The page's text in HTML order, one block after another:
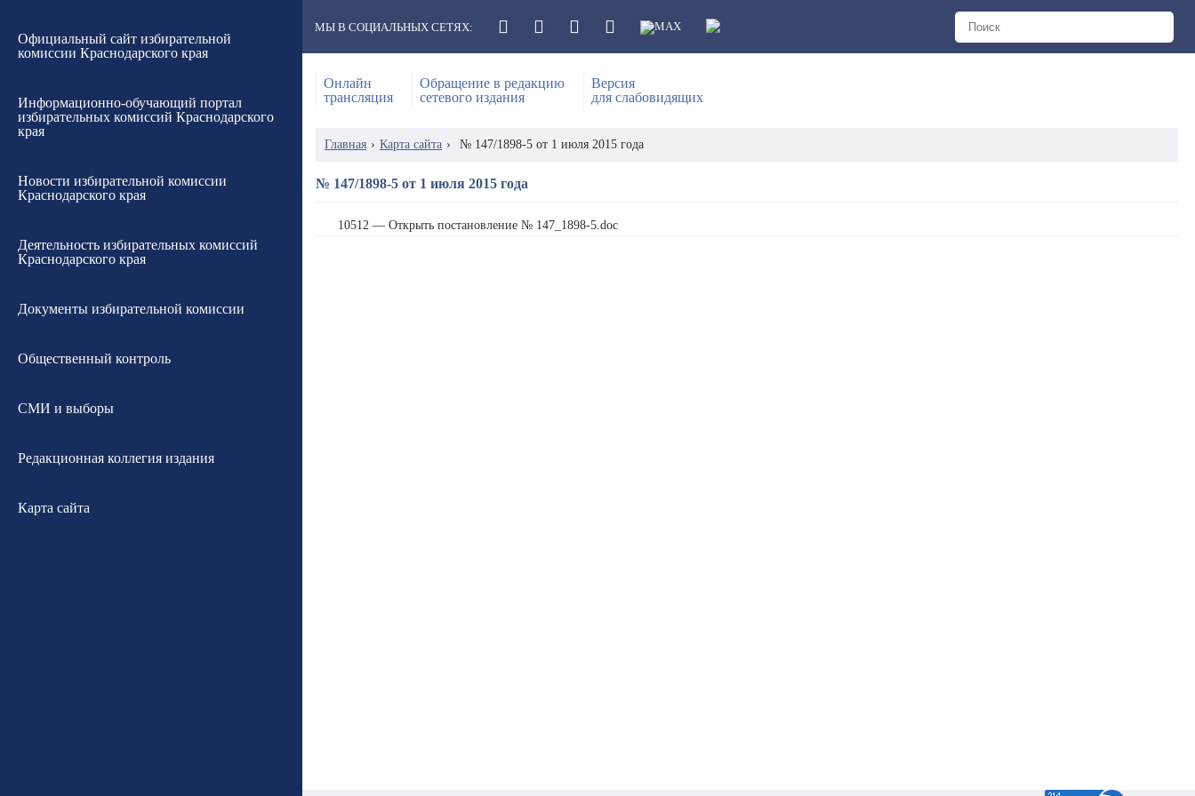
Официальный сайт избирательной
комиссии Краснодарского края
Информационно-обучающий портал
избирательных комиссий Краснодарского
края
Новости избирательной комиссии
Краснодарского края
Деятельность избирательных комиссий
Краснодарского края
Документы избирательной комиссии
Общественный контроль
СМИ и выборы
Редакционная коллегия издания
Карта сайта
МЫ В СОЦИАЛЬНЫХ СЕТЯХ:
Онлайн
трансляция
Обращение в редакцию
сетевого издания
Версия
для слабовидящих
Главная › Карта сайта › № 147/1898-5 от 1 июля 2015 года
№ 147/1898-5 от 1 июля 2015 года
10512 — Открыть постановление № 147_1898-5.doc